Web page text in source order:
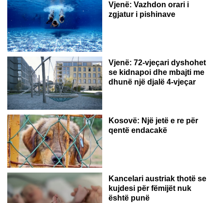
Vjenë: Vazhdon orari i
zgjatur i pishinave
Vjenë: 72-vjeçari dyshohet
se kidnapoi dhe mbajti me
dhunë një djalë 4-vjeçar
Kosovë: Një jetë e re për
qentë endacakë
Kancelari austriak thotë se
kujdesi për fëmijët nuk
është punë